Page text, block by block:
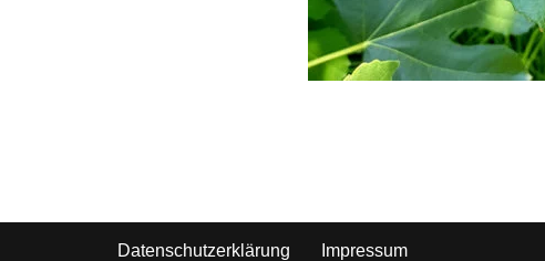
Datenschutzerklärung Impressum